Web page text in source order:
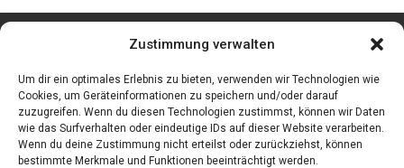
Zustimmung verwalten
Um dir ein optimales Erlebnis zu bieten, verwenden wir Technologien wie
Cookies, um Geräteinformationen zu speichern und/oder darauf
zuzugreifen. Wenn du diesen Technologien zustimmst, können wir Daten
wie das Surfverhalten oder eindeutige IDs auf dieser Website verarbeiten.
Wenn du deine Zustimmung nicht erteilst oder zurückziehst, können
bestimmte Merkmale und Funktionen beeinträchtigt werden.
facebook instagram
Spiele Zitate Kontakt Datenschutz Impressum